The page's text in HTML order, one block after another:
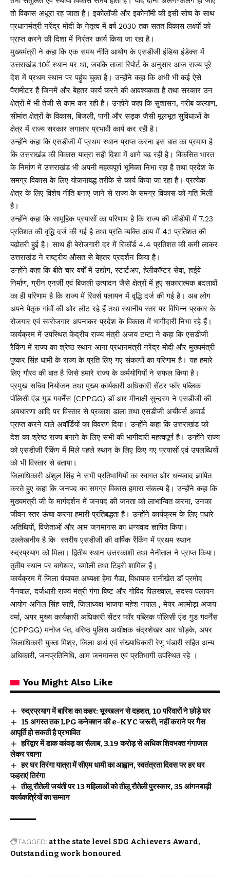
तो विकास अधूरा रह जाता है। इकोलॉजी और इकोनॉमी की इसी सोच के साथ
प्रधानमंत्री नरेंद्र मोदी के नेतृत्व में वर्ष 2030 तक सतत विकास लक्ष्यों को
प्राप्त करने की दिशा में निरंतर कार्य किया जा रहा है।
मुख्यमंत्री ने कहा कि एक समय नीति आयोग के एसडीजी इंडिया इंडेक्स में
उत्तराखंड 10वें स्थान पर था, जबकि ताजा रिपोर्ट के अनुसार आज राज्य पूरे
देश में प्रथम स्थान पर पहुंच चुका है। उन्होंने कहा कि अभी भी कई ऐसे
पैरामीटर हैं जिनमें और बेहतर कार्य करने की आवश्यकता है तथा सरकार उन
क्षेत्रों में भी तेजी से काम कर रही है। उन्होंने कहा कि सुशासन, गरीब कल्याण,
सीमांत क्षेत्रों के विकास, बिजली, पानी और सड़क जैसी मूलभूत सुविधाओं के
क्षेत्र में राज्य सरकार लगातार प्रभावी कार्य कर रही है।
उन्होंने कहा कि एसडीजी में प्रथम स्थान प्राप्त करना इस बात का प्रमाण है
कि उत्तराखंड की विकास यात्रा सही दिशा में आगे बढ़ रही है। विकसित भारत
के निर्माण में उत्तराखंड भी अपनी महत्वपूर्ण भूमिका निभा रहा है तथा प्रदेश के
समग्र विकास के लिए योजनाबद्ध तरीके से कार्य किया जा रहा है। प्रत्येक
क्षेत्र के लिए विशेष नीति बनाए जाने से राज्य के समग्र विकास को गति मिली
है।
उन्होंने कहा कि सामूहिक प्रयासों का परिणाम है कि राज्य की जीडीपी में 7.23
प्रतिशत की वृद्धि दर्ज की गई है तथा प्रति व्यक्ति आय में 4.1 प्रतिशत की
बढ़ोतरी हुई है। साथ ही बेरोजगारी दर में रिकॉर्ड 4.4 प्रतिशत की कमी लाकर
उत्तराखंड ने राष्ट्रीय औसत से बेहतर प्रदर्शन किया है।
उन्होंने कहा कि बीते चार वर्षों में उद्योग, स्टार्टअप, हेलीकॉप्टर सेवा, हाईवे
निर्माण, ग्रीन एनर्जी एवं बिजली उत्पादन जैसे क्षेत्रों में हुए सकारात्मक बदलावों
का ही परिणाम है कि राज्य में रिवर्स पलायन में वृद्धि दर्ज की गई है। अब लोग
अपने पैतृक गांवों की ओर लौट रहे हैं तथा स्थानीय स्तर पर विभिन्न प्रकार के
रोजगार एवं स्वरोजगार अपनाकर प्रदेश के विकास में भागीदारी निभा रहे हैं।
कार्यक्रम में उपस्थित केंद्रीय राज्य मंत्री अजय टम्टा ने कहा कि एसडीजी
रैंकिंग में राज्य का श्रेष्ठ स्थान आना प्रधानमंत्री नरेंद्र मोदी और मुख्यमंत्री
पुष्कर सिंह धामी के राज्य के प्रति लिए गए संकल्पों का परिणाम है। यह हमारे
लिए गौरव की बात है जिसे हमारे राज्य के कर्मयोगियों ने सफल किया है।
प्रमुख सचिव नियोजन तथा मुख्य कार्यकारी अधिकारी सेंटर फॉर पब्लिक
पॉलिसी एंड गुड गवर्नेंस (CPPGG) डॉ आर मीनाक्षी सुन्दरम ने एसडीजी की
अवधारणा आदि पर विस्तार से प्रकाश डाला तथा एसडीजी अचीवर्स अवार्ड
प्राप्त करने वाले अवॉर्डियों का विवरण दिया। उन्होंने कहा कि उत्तराखंड को
देश का श्रेष्ठ राज्य बनाने के लिए सभी की भागीदारी महत्वपूर्ण है। उन्होंने राज्य
को एसडीजी रैंकिंग में मिले पहले स्थान के लिए किए गए प्रयासों एवं उपलब्धियों
को भी विस्तार से बताया।
जिलाधिकारी अंशुल सिंह ने सभी प्रतिभागियों का स्वागत और धन्यवाद ज्ञापित
करते हुए कहा कि जनपद का समग्र विकास हमारा संकल्प है। उन्होंने कहा कि
मुख्यमंत्री जी के मार्गदर्शन में जनपद की जनता को लाभान्वित करना, उनका
जीवन स्तर ऊंचा करना हमारी प्रतिबद्धता है। उन्होंने कार्यक्रम के लिए पधारे
अतिथियों, विजेताओं और आम जनमानस का धन्यवाद ज्ञापित किया।
उल्लेखनीय है कि स्तरीय एसडीजी की वार्षिक रैंकिंग में प्रथम स्थान
रुद्रप्रयाग को मिला। द्वितीय स्थान उत्तरकाशी तथा नैनीताल ने प्राप्त किया।
तृतीय स्थान पर बागेश्वर, चमोली तथा टिहरी शामिल हैं।
कार्यक्रम में जिला पंचायत अध्यक्षा हेमा गैडा, विधायक रानीखेत डॉ प्रमोद
नैनवाल, दर्जधारी राज्य मंत्री गंगा बिष्ट और गोविंद पिलख्वाल, सदस्य पलायन
आयोग अनिल सिंह साही, जिलाध्यक्ष भाजपा महेश नयाल , मेयर अल्मोड़ा अजय
वर्मा, अपर मुख्य कार्यकारी अधिकारी सेंटर फॉर पब्लिक पॉलिसी एंड गुड गवर्नेंस
(CPPGG) मनोज पंत, वरिष्ठ पुलिस अधीक्षक चंद्रशेखर आर घोड़के, अपर
जिलाधिकारी युक्ता मिश्र, जिला अर्थ एवं संख्याधिकारी रेणु भंडारी सहित अन्य
अधिकारी, जनप्रतिनिधि, आम जनमानस एवं प्रतिभागी उपस्थित रहे ।
You Might Also Like
रुद्रप्रयाग में बारिश का कहर: भूस्खलन से दहशत, 10 परिवारों ने छोड़े घर
15 अगस्त तक LPG कनेक्शन की e-KYC जरूरी, नहीं कराने पर गैस
आपूर्ति हो सकती है प्रभावित
हरिद्वार में डाक कांवड़ का सैलाब, 3.19 करोड़ से अधिक शिवभक्त गंगाजल
लेकर रवाना
हर घर तिरंगा यात्रा में सीएम धामी का आह्वान, स्वतंत्रता दिवस पर हर घर
फहराएं तिरंगा
तीलू रौतेली जयंती पर 13 महिलाओं को तीलू रौतेली पुरस्कार, 35 आंगनबाड़ी
कार्यकर्त्रियों का सम्मान
TAGGED: at the state level SDG Achievers Award
Outstanding work honoured